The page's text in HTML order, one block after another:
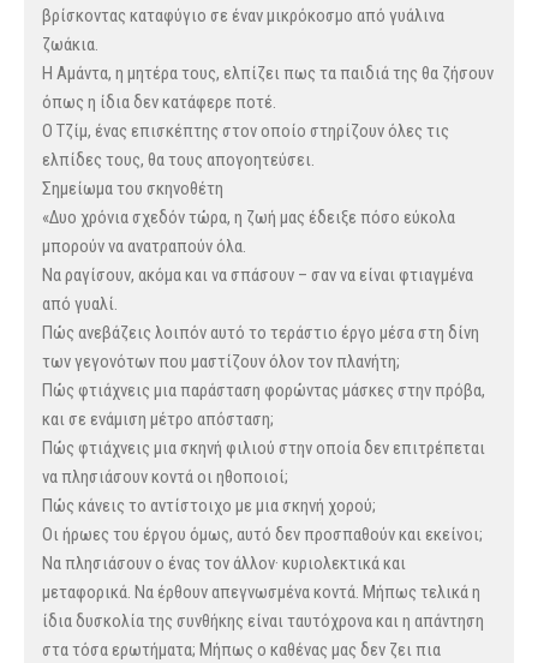
βρίσκοντας καταφύγιο σε έναν μικρόκοσμο από γυάλινα
ζωάκια.
Η Αμάντα, η μητέρα τους, ελπίζει πως τα παιδιά της θα ζήσουν
όπως η ίδια δεν κατάφερε ποτέ.
Ο Τζίμ, ένας επισκέπτης στον οποίο στηρίζουν όλες τις
ελπίδες τους, θα τους απογοητεύσει.
Σημείωμα του σκηνοθέτη
«Δυο χρόνια σχεδόν τώρα, η ζωή μας έδειξε πόσο εύκολα
μπορούν να ανατραπούν όλα.
Να ραγίσουν, ακόμα και να σπάσουν – σαν να είναι φτιαγμένα
από γυαλί.
Πώς ανεβάζεις λοιπόν αυτό το τεράστιο έργο μέσα στη δίνη
των γεγονότων που μαστίζουν όλον τον πλανήτη;
Πώς φτιάχνεις μια παράσταση φορώντας μάσκες στην πρόβα,
και σε ενάμιση μέτρο απόσταση;
Πώς φτιάχνεις μια σκηνή φιλιού στην οποία δεν επιτρέπεται
να πλησιάσουν κοντά οι ηθοποιοί;
Πώς κάνεις το αντίστοιχο με μια σκηνή χορού;
Οι ήρωες του έργου όμως, αυτό δεν προσπαθούν και εκείνοι;
Να πλησιάσουν ο ένας τον άλλον· κυριολεκτικά και
μεταφορικά. Να έρθουν απεγνωσμένα κοντά. Μήπως τελικά η
ίδια δυσκολία της συνθήκης είναι ταυτόχρονα και η απάντηση
στα τόσα ερωτήματα; Μήπως ο καθένας μας δεν ζει πια